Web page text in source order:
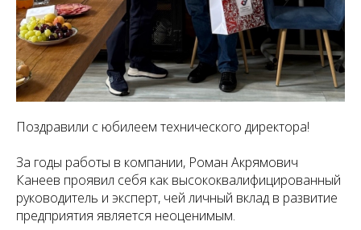
Поздравили с юбилеем технического директора!
За годы работы в компании, Роман Акрямович
Канеев проявил себя как высококвалифицированный
руководитель и эксперт, чей личный вклад в развитие
предприятия является неоценимым.